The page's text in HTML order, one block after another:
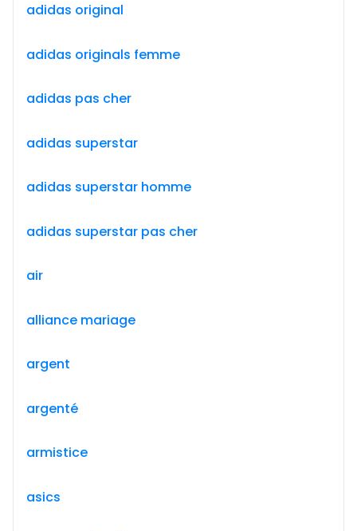
adidas original
adidas originals femme
adidas pas cher
adidas superstar
adidas superstar homme
adidas superstar pas cher
air
alliance mariage
argent
argenté
armistice
asics